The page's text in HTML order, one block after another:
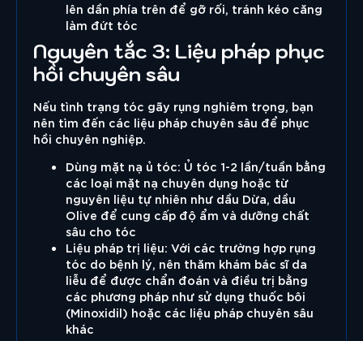
lên dần phía trên để gỡ rối, tránh kéo căng
làm đứt tóc
Nguyên tắc 3: Liệu pháp phục
hồi chuyên sâu
Nếu tình trạng tóc gãy rụng nghiêm trọng, bạn
nên tìm đến các liệu pháp chuyên sâu để phục
hồi chuyên nghiệp.
Dùng mặt nạ ủ tóc: Ủ tóc 1-2 lần/tuần bằng
các loại mặt nạ chuyên dụng hoặc từ
nguyên liệu tự nhiên như dầu Dừa, dầu
Olive để cung cấp độ ẩm và dưỡng chất
sâu cho tóc
Liệu pháp trị liệu: Với các trường hợp rụng
tóc do bệnh lý, nên thăm khám bác sĩ da
liễu để được chẩn đoán và điều trị bằng
các phương pháp như sử dụng thuốc bôi
(Minoxidil) hoặc các liệu pháp chuyên sâu
khác